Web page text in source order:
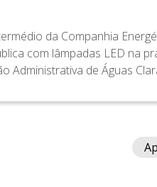
da Companhia
com lâmpadas LED na
Administrativa de Águas